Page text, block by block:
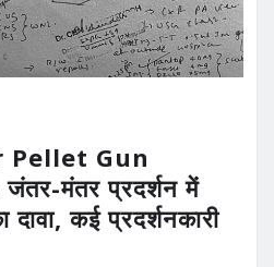
Gun
मंतर प्रदर्शन में
कई प्रदर्शनकारी